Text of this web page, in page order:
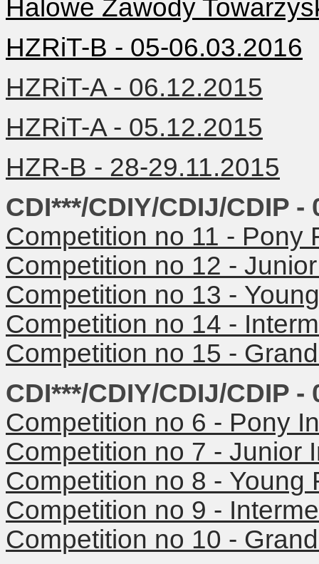
Halowe Zawody
HZRiT-B - 05-06.03.2016
HZRiT-A - 06.12.2015
HZRiT-A - 05.12.2015
HZR-B - 28-29.11.2015
CDI***/CDIY/CDIJ/CDIP -
Competition no 11 - Pony
Competition no 12 -
Competition no 13 -
Competition no 14 -
Competition no 15 -
CDI***/CDIY/CDIJ/CDIP -
Competition no 6 - Pony
Competition no 7 - Junior
Competition no 8 - Young
Competition no 9 -
Competition no 10 -